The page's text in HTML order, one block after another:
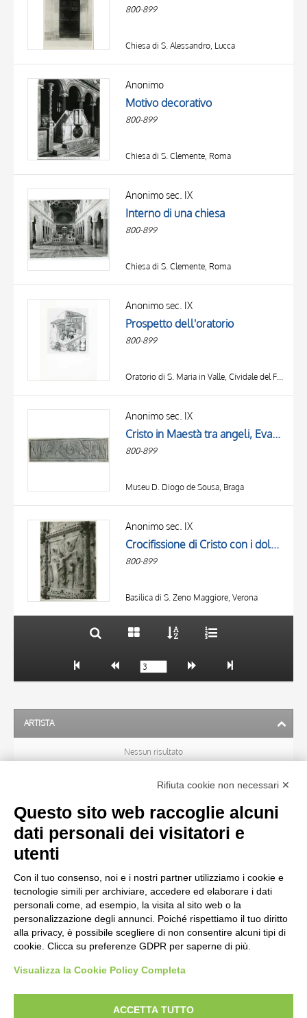
800-899
Chiesa di S. Alessandro, Lucca
Anonimo
Motivo decorativo
800-899
Chiesa di S. Clemente, Roma
Anonimo sec. IX
Interno di una chiesa
800-899
Chiesa di S. Clemente, Roma
Anonimo sec. IX
Prospetto dell'oratorio
800-899
Anonimo sec. IX
Cristo in Maestà tra angeli, Evangelisti
800-899
Museu D. Diogo de Sousa, Braga
Anonimo sec. IX
Crocifissione di Cristo con i dolenti, Angeli
800-899
Basilica di S. Zeno Maggiore, Verona
TITOLO
OGGETTO
20 RISULTATI
ARTISTA
Nessun risultato
OGGETTO
LOCALIZZAZIONE
CRONOLOGIA
diritto d’autore, legge 22 aprile 1941 n. 633. I diritti degli autori, degli artisti e
Rifiuta cookie non necessari ✕
Questo sito web raccoglie alcuni
dati personali dei visitatori e
utenti
Con il tuo consenso, noi e i nostri partner utilizziamo i cookie e
tecnologie simili per archiviare, accedere ed elaborare i dati
personali come, ad esempio, la visita al sito web o la
personalizzazione degli annunci. Poiché rispettiamo il tuo diritto
alla privacy, è possibile scegliere di non consentire alcuni tipi di
cookie. Clicca su preferenze GDPR per saperne di più.
Visualizza la Cookie Policy Completa
ACCETTA TUTTO